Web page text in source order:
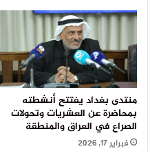
منتدى بغداد يفتتح أنشطته
بمحاضرة عن العشريات وتحولات
الصراع في العراق والمنطقة
فبراير 17, 2026